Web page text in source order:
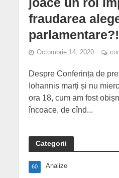
fraudarea
Octombrie 14, 2020
Despre Conferința de
Iohannis marți și nu
ora 18, cum am fost
încoace, de cînd...
Categorii
Analize
60